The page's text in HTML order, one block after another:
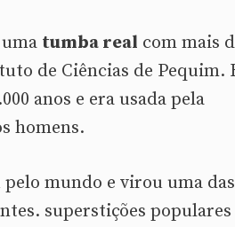
tumba real com mais
de Ciências de Pequim.
anos e era usada pela
homens.
mundo e virou uma das
superstições populares